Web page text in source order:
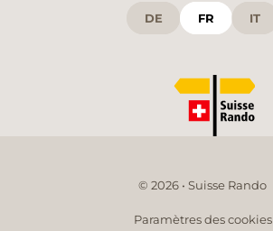
DE FR IT
© 2026 • Suisse Rando
Paramètres des cookies